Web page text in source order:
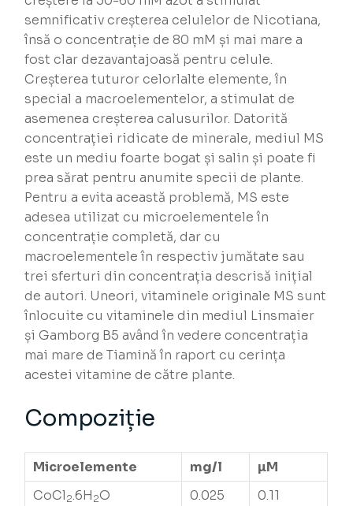
semnificativ creșterea celulelor de Nicotiana,
însă o concentrație de 80 mM și mai mare a
fost clar dezavantajoasă pentru celule.
Creșterea tuturor celorlalte elemente, în
special a macroelementelor, a stimulat de
asemenea creșterea calusurilor. Datorită
concentrației ridicate de minerale, mediul MS
este un mediu foarte bogat și salin și poate fi
prea sărat pentru anumite specii de plante.
Pentru a evita această problemă, MS este
adesea utilizat cu microelementele în
concentrație completă, dar cu
macroelementele în respectiv jumătate sau
trei sferturi din concentrația descrisă inițial
de autori. Uneori, vitaminele originale MS sunt
înlocuite cu vitaminele din mediul Linsmaier
și Gamborg B5 având în vedere concentrația
mai mare de Tiamină în raport cu cerința
acestei vitamine de către plante.
Compoziție
Microelemente mg/l
µM
CoCl 2.6H 2O 0.025
0.11